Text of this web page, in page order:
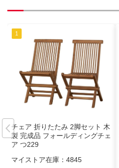
チェア 折りたたみ 2脚セット 木
製 完成品 フォールディングチェ
ア つ229
マイストア在庫： 4845